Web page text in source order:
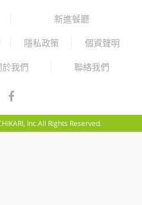
新進餐廳
隱私政策 個資聲明
於我們 聯絡我們
Inc.All Rights Reserved.